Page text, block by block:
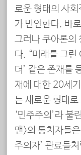
로운 형태의 사회
가 만연한다. 바
그러나 쿠아론의
다. “미래를 그린
더’ 같은 존재를
재에 대한 20세
는 새로운 형태
‘민주주의’라 불
맨>의 통치자들
주의자’ 관료들